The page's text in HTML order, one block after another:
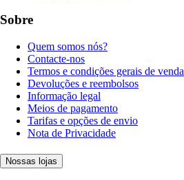
Sobre
Quem somos nós?
Contacte-nos
Termos e condições gerais de venda
Devoluções e reembolsos
Informação legal
Meios de pagamento
Tarifas e opções de envio
Nota de Privacidade
Nossas lojas